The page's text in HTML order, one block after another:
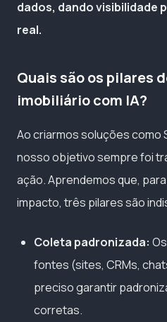
dados, dando visibilidade
real.
Quais são os pilares
imobiliário com IA?
Ao criarmos soluções como
nosso objetivo sempre foi
ação. Aprendemos que,
impacto, três pilares são
Coleta padronizada:
fontes (sites, CRMs,
preciso garantir
corretas.